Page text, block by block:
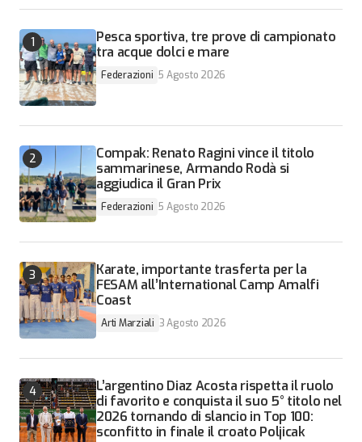
Pesca sportiva, tre prove di campionato
tra acque dolci e mare
Federazioni 5 Agosto 2026
Compak: Renato Ragini vince il titolo
sammarinese, Armando Rodà si
aggiudica il Gran Prix
Federazioni 5 Agosto 2026
Karate, importante trasferta per la
FESAM all’International Camp Amalfi
Coast
Arti Marziali 3 Agosto 2026
L’argentino Diaz Acosta rispetta il ruolo
di favorito e conquista il suo 5° titolo nel
2026 tornando di slancio in Top 100:
sconfitto in finale il croato Poljicak